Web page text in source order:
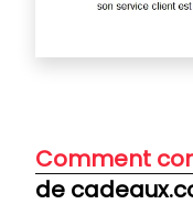
Comment
de